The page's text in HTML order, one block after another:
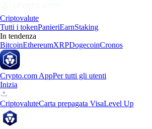
Criptovalute
Tutti i tokenPanieriEarnStaking
In tendenza
BitcoinEthereumXRPDogecoinCronos
Crypto.com AppPer tutti gli utenti
Inizia
CriptovaluteCarta prepagata VisaLevel Up